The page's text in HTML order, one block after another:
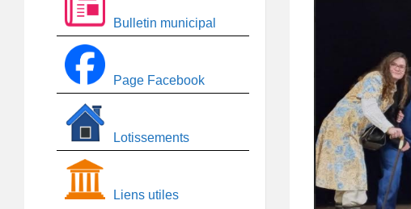
Bulletin municipal
Page Facebook
Lotissements
Liens utiles